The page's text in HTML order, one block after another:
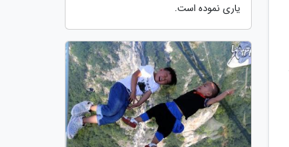
یاری نموده است.